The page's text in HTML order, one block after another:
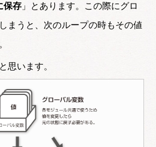
保存 」とあります。この際にグロ
まうと、次のループの時もその値
思います。